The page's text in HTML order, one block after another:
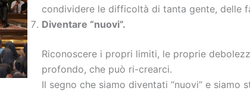
condividere le difficoltà di tanta gente, delle
Diventare “nuovi”.
Riconoscere i propri limiti, le proprie
profondo, che può ri-crearci.
Il segno che siamo diventati “nuovi” e